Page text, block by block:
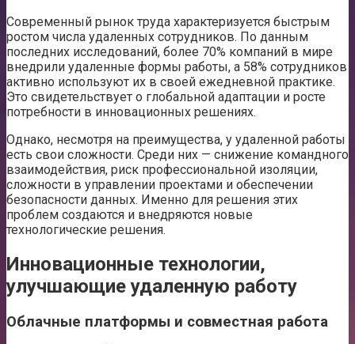
Современный рынок труда характеризуется быстрым
ростом числа удаленных сотрудников. По данным
последних исследований, более 70% компаний в мире
внедрили удаленные формы работы, а 58% сотрудников
активно используют их в своей ежедневной практике.
Это свидетельствует о глобальной адаптации и росте
потребности в инновационных решениях.
Однако, несмотря на преимущества, у удаленной работы
есть свои сложности. Среди них — снижение командного
взаимодействия, риск профессиональной изоляции,
сложности в управлении проектами и обеспечении
безопасности данных. Именно для решения этих
проблем создаются и внедряются новые
технологические решения.
Инновационные технологии,
улучшающие удаленную работу
Облачные платформы и совместная работа